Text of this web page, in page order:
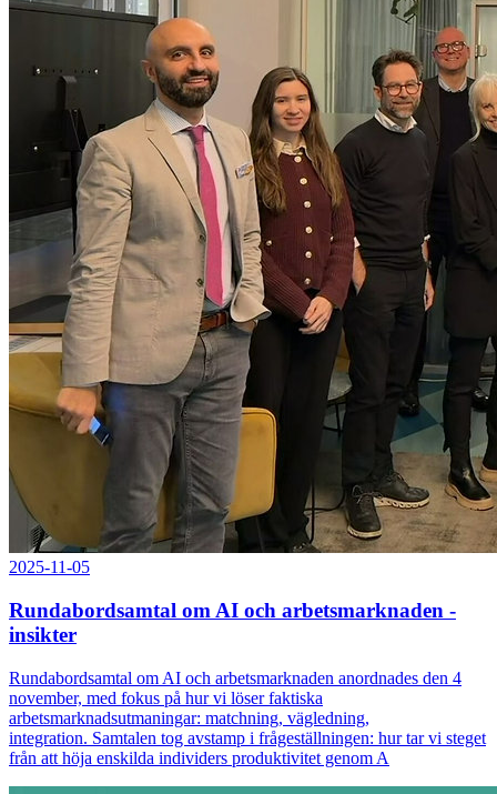
2025-11-05
Rundabordsamtal om AI och arbetsmarknaden -
insikter
Rundabordsamtal om AI och arbetsmarknaden anordnades den 4
november, med fokus på hur vi löser faktiska
arbetsmarknadsutmaningar: matchning, vägledning,
integration. Samtalen tog avstamp i frågeställningen: hur tar vi steget
från att höja enskilda individers produktivitet genom A